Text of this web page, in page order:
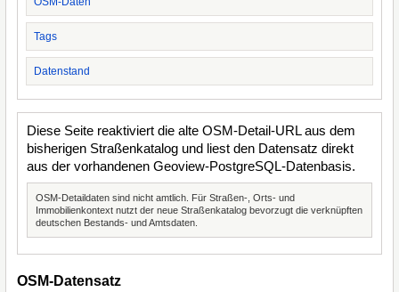
Tags
Datenstand
Diese Seite reaktiviert die alte OSM-Detail-URL aus dem
bisherigen Straßenkatalog und liest den Datensatz direkt
aus der vorhandenen Geoview-PostgreSQL-Datenbasis.
OSM-Detaildaten sind nicht amtlich. Für Straßen-, Orts- und
Immobilienkontext nutzt der neue Straßenkatalog bevorzugt die verknüpften
deutschen Bestands- und Amtsdaten.
OSM-Datensatz